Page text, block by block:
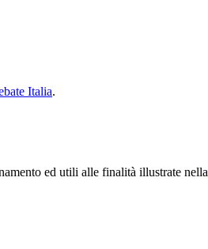
Italia.
ed utili alle finalità illustrate nella